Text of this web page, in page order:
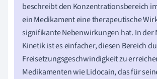
beschreibt den Konzentrationsbereich
ein Medikament eine therapeutische
signifikante Nebenwirkungen hat. In der
Kinetik ist es einfacher, diesen Bereich
Freisetzungsgeschwindigkeit zu
Medikamenten wie Lidocain, das für